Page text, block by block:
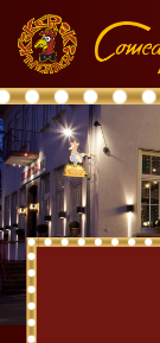
Hauptnavigation
Inhalt
Fußnavigation
K
a